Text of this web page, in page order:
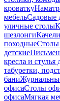
кроватку
мебельСадовые
уличные столы
шезлонги
походныеСтолы
детские
кресла и стулья
табуретки,
бани
офисаСтолы
офисаМягкая